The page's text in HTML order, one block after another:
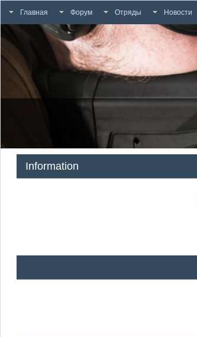
Главная Форум Отряды Новости
Information